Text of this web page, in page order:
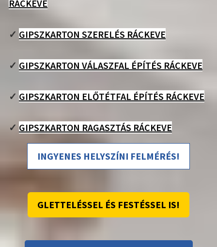
RÁCKEVE
✓ GIPSZKARTON SZERELÉS RÁCKEVE
✓ GIPSZKARTON VÁLASZFAL ÉPÍTÉS RÁCKEVE
✓ GIPSZKARTON ELŐTÉTFAL ÉPÍTÉS RÁCKEVE
✓ GIPSZKARTON RAGASZTÁS RÁCKEVE
INGYENES HELYSZÍNI FELMÉRÉS!
GLETTELÉSSEL ÉS FESTÉSSEL IS!